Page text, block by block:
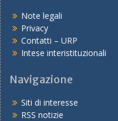
Note legali
Privacy
Contatti – URP
Intese interistituzionali
Navigazione
Siti di interesse
RSS notizie